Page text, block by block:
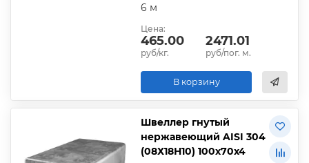
6 м
Цена:
465.00
руб/кг.
2471.01
руб/пог. м.
В корзину
Швеллер гнутый
нержавеющий AISI 304
(08Х18Н10) 100х70х4